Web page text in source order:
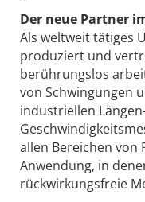
Der neue Partner
Als weltweit tätiges
produziert und
berührungslos
von Schwingungen
industriellen
allen Bereichen von
Anwendung, in
rückwirkungsfreie